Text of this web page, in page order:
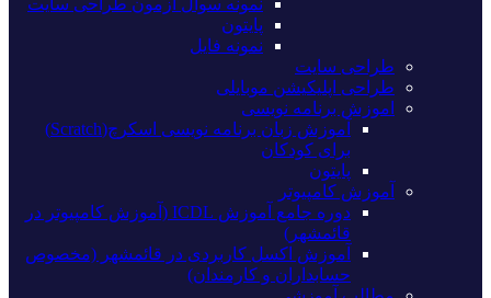
پایتون
نمونه فایل
طراحی سایت
طراحی اپلیکیشن موبایلی
اموزش برنامه نویسی
آموزش زبان برنامه نویسی اسکرچ(Scratch)
برای کودکان
پایتون
آموزش کامپیوتر
دوره جامع آموزش ICDL (آموزش کامپیوتر در
قائمشهر)
آموزش اکسل کاربردی در قائمشهر (مخصوص
حسابداران و کارمندان)